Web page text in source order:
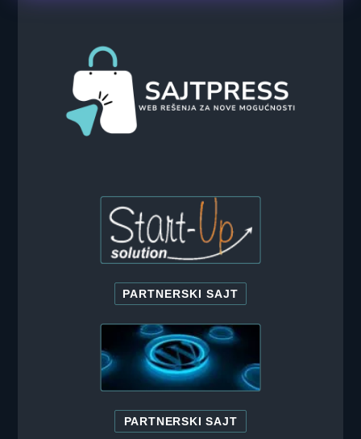
PARTNERSKI SAJT
PARTNERSKI SAJT